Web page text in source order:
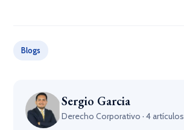
Blogs
Sergio Garcia
Derecho Corporativo · 4 artículos